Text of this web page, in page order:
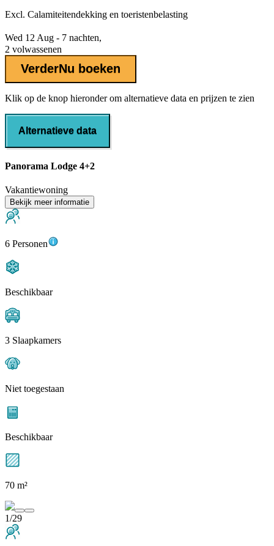
Excl. Calamiteitendekking en toeristenbelasting
Wed 12 Aug - 7 nachten,
2 volwassenen
VerderNu boeken
Klik op de knop hieronder om alternatieve data en prijzen te zien
Alternatieve data
Panorama Lodge 4+2
Vakantiewoning
Bekijk meer informatie
6 Personen
Beschikbaar
3 Slaapkamers
Niet toegestaan
Beschikbaar
70 m²
1/29